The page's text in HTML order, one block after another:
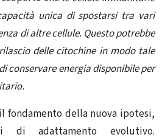
unica di spostarsi tra vari
di altre cellule. Questo potrebbe
delle citochine in modo tale
conservare energia disponibile per
fondamento della nuova ipotesi,
di adattamento evolutivo.